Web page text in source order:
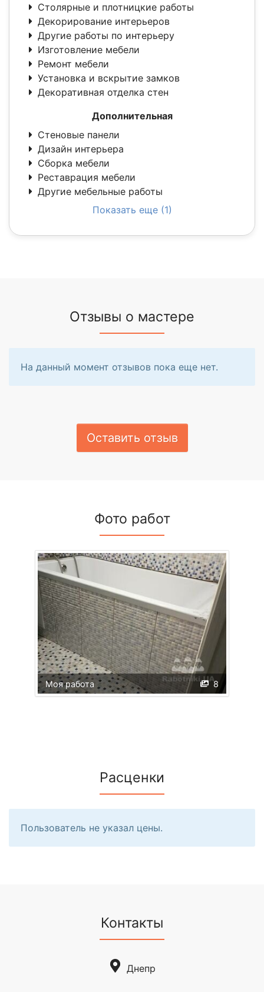
Столярные и плотницкие работы
Декорирование интерьеров
Другие работы по интерьеру
Изготовление мебели
Ремонт мебели
Установка и вскрытие замков
Декоративная отделка стен
Дополнительная
Стеновые панели
Дизайн интерьера
Сборка мебели
Реставрация мебели
Другие мебельные работы
Показать еще (1)
Отзывы о мастере
На данный момент отзывов пока еще нет.
Оставить отзыв
Фото работ
8
Моя работа
Расценки
Пользователь не указал цены.
Контакты
Днепр